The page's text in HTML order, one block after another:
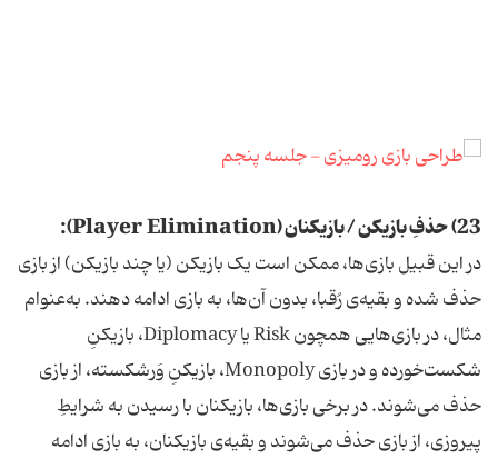
23) حذفِ بازیکن / بازیکنان (Player Elimination):
در این قبیل بازی‌ها، ممکن است یک بازیکن (یا چند بازیکن) از بازی
حذف شده و بقیه‌ی رُقبا، بدون آن‌ها، به بازی ادامه دهند. به‌عنوام
مثال، در بازی‌هایی همچون Risk یا Diplomacy، بازیکنِ
شکست‌خورده و در بازی Monopoly، بازیکنِ وَرشکسته، از بازی
حذف می‌شوند. در برخی بازی‌ها، بازیکنان با رسیدن به شرایطِ
پیروزی، از بازی حذف می‌شوند و بقیه‌ی بازیکنان، به بازی ادامه